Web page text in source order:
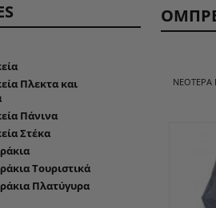
Πλεκτα και
Πάνινα
Στέκα
Τουριστικά
Πλατύγυρα
ΝΕΌΤΕΡΑ